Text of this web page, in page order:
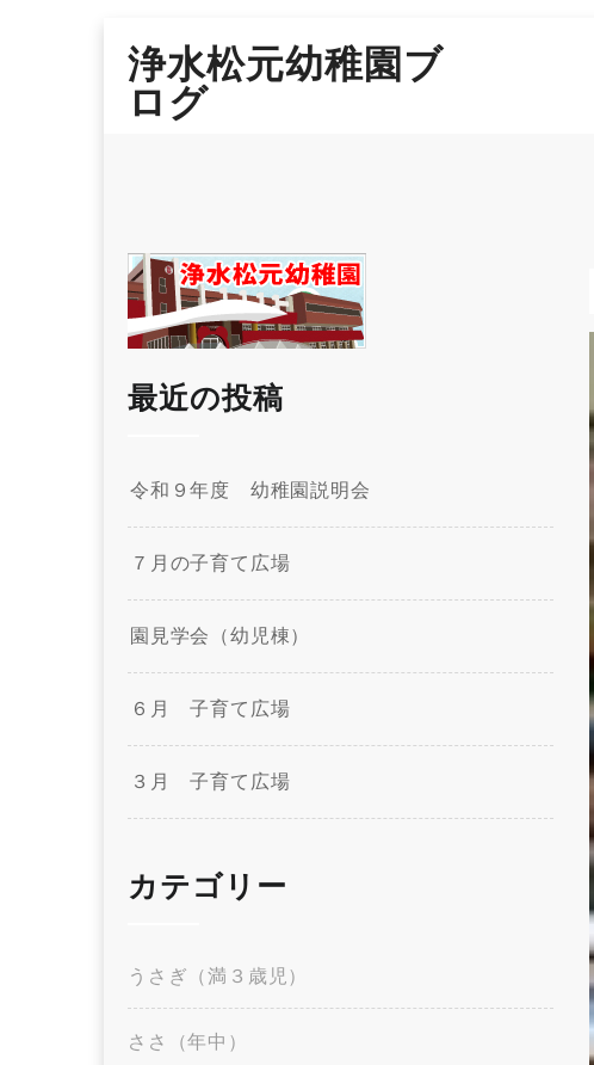
content
浄水松元幼稚園ブ
ログ
最近の投稿
令和９年度 幼稚園説明会
７月の子育て広場
園見学会（幼児棟）
６月 子育て広場
３月 子育て広場
カテゴリー
うさぎ（満３歳児）
ささ（年中）